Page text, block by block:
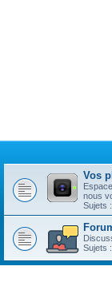
Vos
nous
Sujets :
Sujets :